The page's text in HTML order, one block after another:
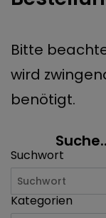
Bitte
wird
benötigt.
Suchwort
Kategorien